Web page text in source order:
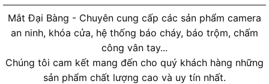
Mắt Đại Bàng - Chuyên cung cấp các sản phẩm camera
an ninh, khóa cửa, hệ thống báo cháy, báo trộm, chấm
công vân tay...
Chúng tôi cam kết mang đến cho quý khách hàng những
sản phẩm chất lượng cao và uy tín nhất.